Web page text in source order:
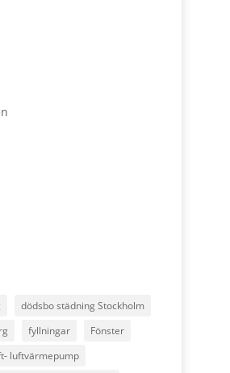
dödsbo städning Stockholm
fyllningar
Fönster
luftvärmepump